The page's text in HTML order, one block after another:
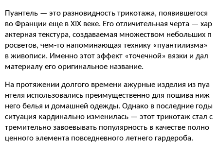
Пуантель — это разновидность трикотажа, появившегося
во Франции еще в XIX веке. Его отличительная черта — хар
актерная текстура, создаваемая множеством небольших п
росветов, чем-то напоминающая технику «пуантилизма»
в живописи. Именно этот эффект «точечной» вязки и дал
материалу его оригинальное название.
На протяжении долгого времени ажурные изделия из пуа
нтеля использовались преимущественно для пошива ниж
него белья и домашней одежды. Однако в последние годы
ситуация кардинально изменилась — этот трикотаж стал с
тремительно завоевывать популярность в качестве полно
ценного элемента повседневного летнего гардероба.